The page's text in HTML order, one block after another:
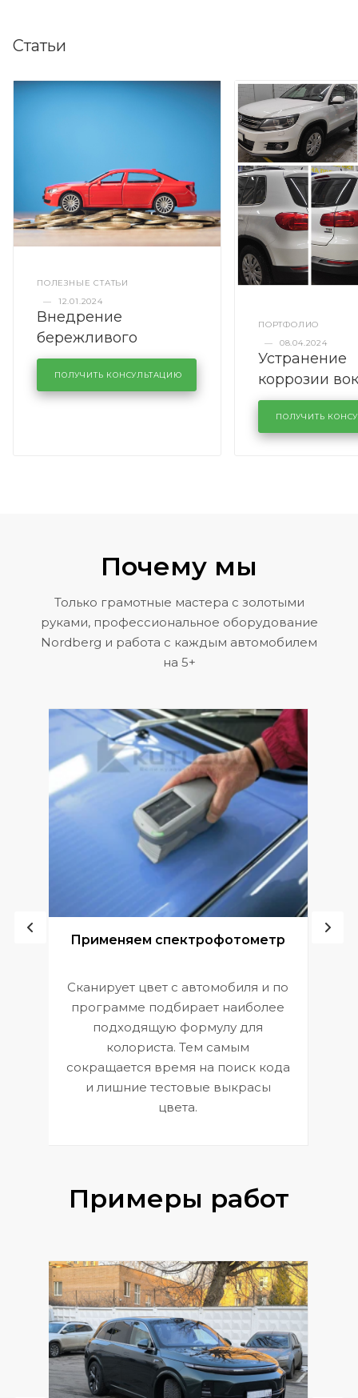
Статьи
ПОЛЕЗНЫЕ СТАТЬИ
—
12.01.2024
Внедрение
бережливого
производства в
кузовном сервисе
KUTUZOVV
ПОЛУЧИТЬ КОНСУЛЬТАЦИЮ
ПОРТФОЛИО
—
08.04.2024
Устранение
коррозии
лобового
районе
Volkswagen
ПОЛУЧИТЬ
Почему мы
Только грамотные мастера с золотыми
руками, профессиональное оборудование
Nordberg и работа с каждым автомобилем
на 5+
Применяем спектрофотометр
Сканирует цвет с автомобиля и по
программе подбирает наиболее
подходящую формулу для
колориста. Тем самым
сокращается время на поиск кода
и лишние тестовые выкрасы
цвета.
Примеры работ